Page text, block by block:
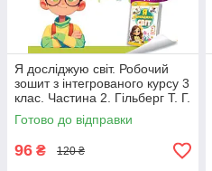
Я досліджую світ. Робочий
зошит з інтегрованого курсу 3
клас. Частина 2. Гільберг Т. Г.
Готово до відправки
96 ₴ 120 ₴